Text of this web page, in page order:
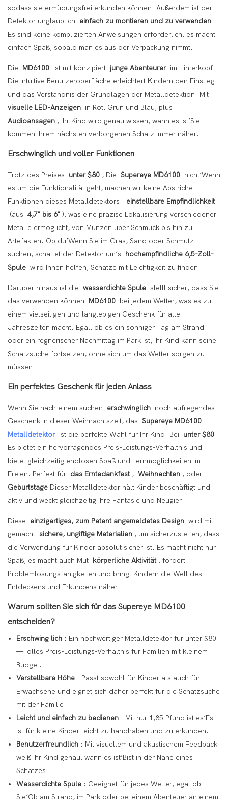
sodass sie ermüdungsfrei erkunden können. Außerdem ist der
Detektor unglaublich einfach zu montieren und zu verwenden —
Es sind keine komplizierten Anweisungen erforderlich, es macht
einfach Spaß, sobald man es aus der Verpackung nimmt.
Die MD6100 ist mit konzipiert junge Abenteurer im Hinterkopf.
Die intuitive Benutzeroberfläche erleichtert Kindern den Einstieg
und das Verständnis der Grundlagen der Metalldetektion. Mit
visuelle LED-Anzeigen in Rot, Grün und Blau, plus
Audioansagen , Ihr Kind wird genau wissen, wann es ist’Sie
kommen ihrem nächsten verborgenen Schatz immer näher.
Erschwinglich und voller Funktionen
Trotz des Preises unter $80 , Die Supereye MD6100 nicht’Wenn
es um die Funktionalität geht, machen wir keine Abstriche.
Funktionen dieses Metalldetektors:
einstellbare Empfindlichkeit
(aus 4,7" bis 6" ), was eine präzise Lokalisierung verschiedener
Metalle ermöglicht, von Münzen über Schmuck bis hin zu
Artefakten. Ob du’Wenn Sie im Gras, Sand oder Schmutz
suchen, schaltet der Detektor um’s hochempfindliche 6,5-Zoll-
Spule wird Ihnen helfen, Schätze mit Leichtigkeit zu finden.
Darüber hinaus ist die wasserdichte Spule stellt sicher, dass Sie
das verwenden können MD6100 bei jedem Wetter, was es zu
einem vielseitigen und langlebigen Geschenk für alle
Jahreszeiten macht. Egal, ob es ein sonniger Tag am Strand
oder ein regnerischer Nachmittag im Park ist, Ihr Kind kann seine
Schatzsuche fortsetzen, ohne sich um das Wetter sorgen zu
müssen.
Ein perfektes Geschenk für jeden Anlass
Wenn Sie nach einem suchen erschwinglich noch aufregendes
Geschenk in dieser Weihnachtszeit, das Supereye MD6100
Metalldetektor ist die perfekte Wahl für Ihr Kind. Bei unter $80
Es bietet ein hervorragendes Preis-Leistungs-Verhältnis und
bietet gleichzeitig endlosen Spaß und Lernmöglichkeiten im
Freien. Perfekt für das Erntedankfest , Weihnachten , oder
Geburtstage Dieser Metalldetektor hält Kinder beschäftigt und
aktiv und weckt gleichzeitig ihre Fantasie und Neugier.
Diese einzigartiges, zum Patent angemeldetes Design wird mit
gemacht sichere, ungiftige Materialien , um sicherzustellen, dass
die Verwendung für Kinder absolut sicher ist. Es macht nicht nur
Spaß, es macht auch Mut körperliche Aktivität , fördert
Problemlösungsfähigkeiten und bringt Kindern die Welt des
Entdeckens und Erkundens näher.
Warum sollten Sie sich für das Supereye MD6100
entscheiden?
Erschwing lich : Ein hochwertiger Metalldetektor für unter $80
—Tolles Preis-Leistungs-Verhältnis für Familien mit kleinem
Budget.
Verstellbare Höhe : Passt sowohl für Kinder als auch für
Erwachsene und eignet sich daher perfekt für die Schatzsuche
mit der Familie.
Leicht und einfach zu bedienen : Mit nur 1,85 Pfund ist es’Es
ist für kleine Kinder leicht zu handhaben und zu erkunden.
Benutzerfreundlich : Mit visuellem und akustischem Feedback
weiß Ihr Kind genau, wann es ist’Bist in der Nähe eines
Schatzes.
Wasserdichte Spule : Geeignet für jedes Wetter, egal ob
Sie’Ob am Strand, im Park oder bei einem Abenteuer an einem